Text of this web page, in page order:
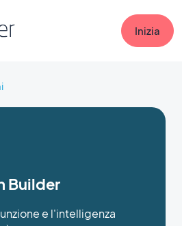
Inizia
Builder
e l'intelligenza